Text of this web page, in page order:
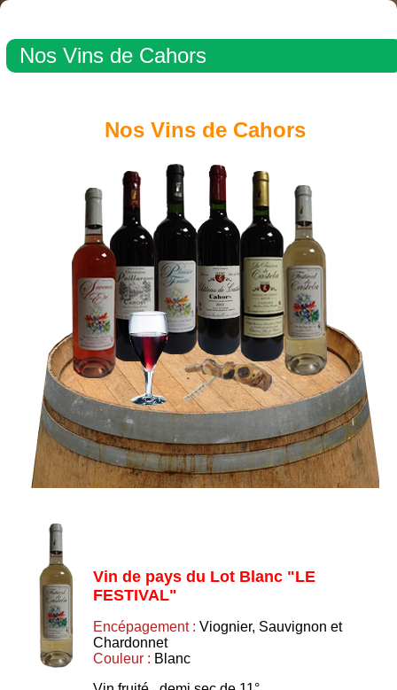
Nos Vins de Cahors
Nos Vins de Cahors
Vin de pays du Lot Blanc "LE
FESTIVAL"
Encépagement : Viognier, Sauvignon et
Chardonnet
Couleur : Blanc